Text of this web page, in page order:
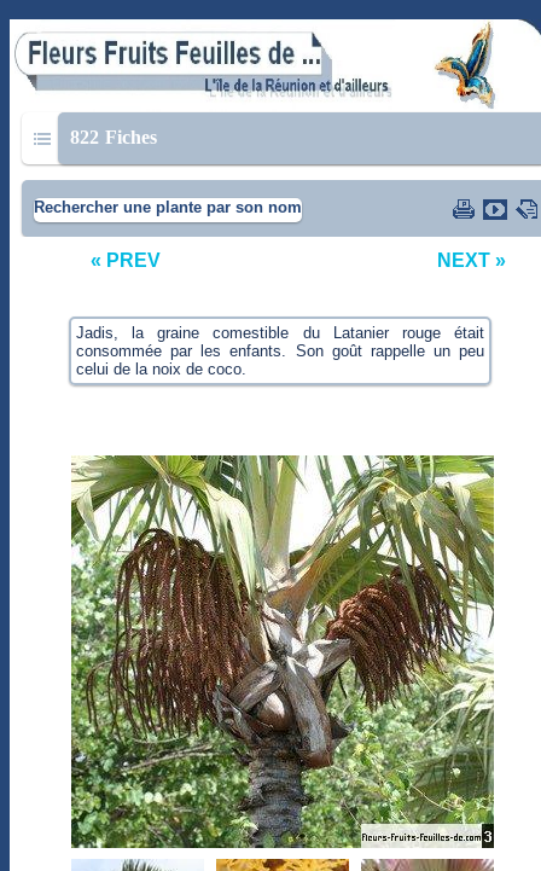
822 Fiches
Rechercher une plante par son nom
« PREV NEXT »
Jadis, la graine comestible du Latanier rouge était
consommée par les enfants. Son goût rappelle un peu
celui de la noix de coco.